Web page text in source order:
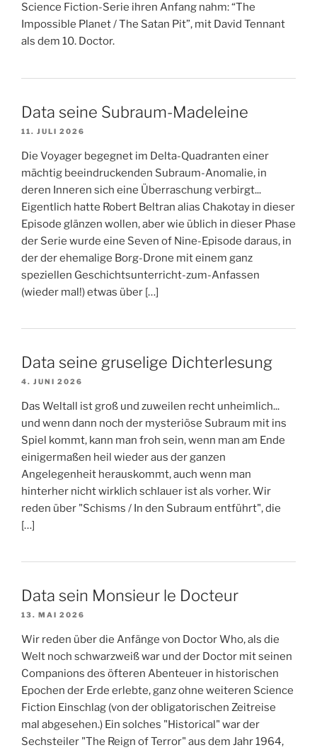
Science Fiction-Serie ihren Anfang nahm: “The
Impossible Planet / The Satan Pit”, mit David Tennant
als dem 10. Doctor.
Data seine Subraum-Madeleine
11. JULI 2026
Die Voyager begegnet im Delta-Quadranten einer
mächtig beeindruckenden Subraum-Anomalie, in
deren Inneren sich eine Überraschung verbirgt...
Eigentlich hatte Robert Beltran alias Chakotay in dieser
Episode glänzen wollen, aber wie üblich in dieser Phase
der Serie wurde eine Seven of Nine-Episode daraus, in
der der ehemalige Borg-Drone mit einem ganz
speziellen Geschichtsunterricht-zum-Anfassen
(wieder mal!) etwas über […]
Data seine gruselige Dichterlesung
4. JUNI 2026
Das Weltall ist groß und zuweilen recht unheimlich...
und wenn dann noch der mysteriöse Subraum mit ins
Spiel kommt, kann man froh sein, wenn man am Ende
einigermaßen heil wieder aus der ganzen
Angelegenheit herauskommt, auch wenn man
hinterher nicht wirklich schlauer ist als vorher. Wir
reden über "Schisms / In den Subraum entführt", die
[…]
Data sein Monsieur le Docteur
13. MAI 2026
Wir reden über die Anfänge von Doctor Who, als die
Welt noch schwarzweiß war und der Doctor mit seinen
Companions des öfteren Abenteuer in historischen
Epochen der Erde erlebte, ganz ohne weiteren Science
Fiction Einschlag (von der obligatorischen Zeitreise
mal abgesehen.) Ein solches "Historical" war der
Sechsteiler "The Reign of Terror" aus dem Jahr 1964,